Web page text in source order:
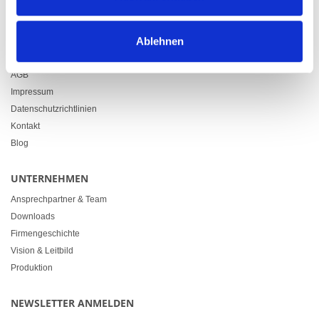
Ablehnen
Downloads
AGB
Impressum
Datenschutzrichtlinien
Kontakt
Blog
UNTERNEHMEN
Ansprechpartner & Team
Downloads
Firmengeschichte
Vision & Leitbild
Produktion
NEWSLETTER ANMELDEN